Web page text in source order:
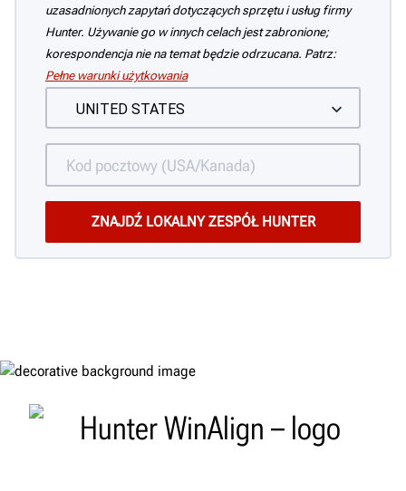
uzasadnionych zapytań dotyczących sprzętu i usług firmy
Hunter. Używanie go w innych celach jest zabronione;
korespondencja nie na temat będzie odrzucana. Patrz:
Pełne warunki użytkowania